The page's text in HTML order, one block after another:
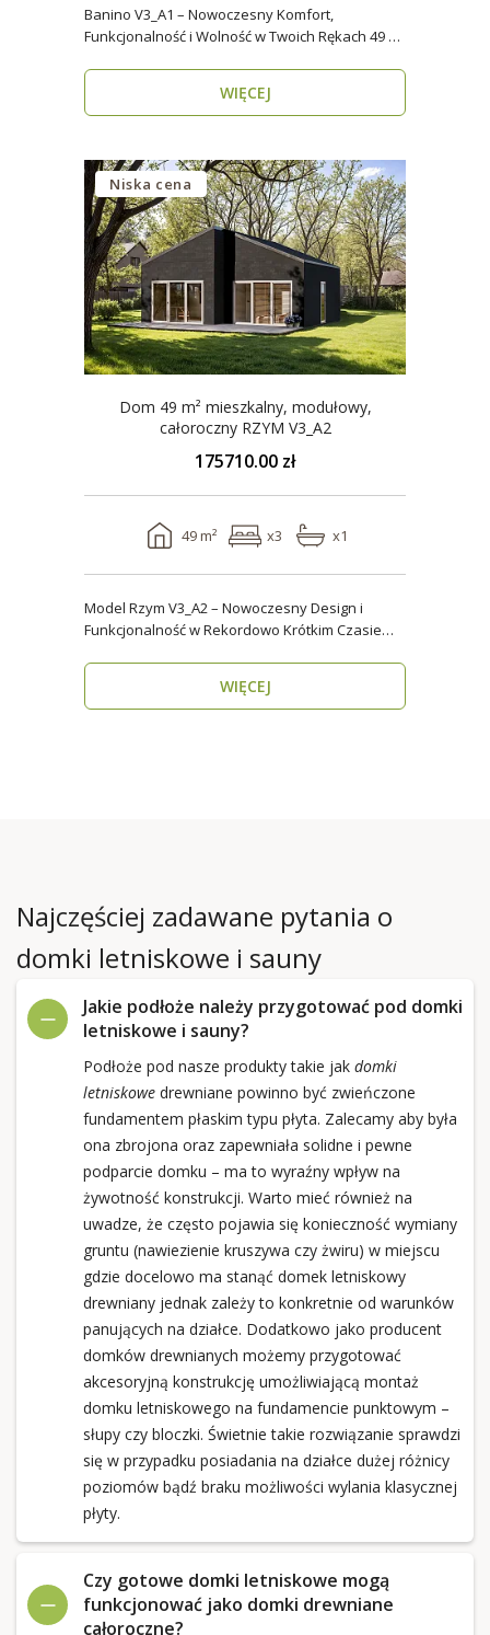
Banino V3_A1 – Nowoczesny Komfort,
Funkcjonalność i Wolność w Twoich Rękach 49 m²
WIĘCEJ
Niska cena
Dom 49 m² mieszkalny, modułowy,
całoroczny RZYM V3_A2
175710.00 zł
49 m² x3 x1
Model Rzym V3_A2 – Nowoczesny Design i
Funkcjonalność w Rekordowo Krótkim Czasie
WIĘCEJ
Najczęściej zadawane pytania o
domki letniskowe i sauny
Jakie podłoże należy przygotować pod domki
letniskowe i sauny?
Podłoże pod nasze produkty takie jak domki
letniskowedrewniane powinno być zwieńczone
fundamentem płaskim typu płyta. Zalecamy aby była
ona zbrojona oraz zapewniała solidne i pewne
podparcie domku – ma to wyraźny wpływ na
żywotność konstrukcji. Warto mieć również na
uwadze, że często pojawia się konieczność wymiany
gruntu (nawiezienie kruszywa czy żwiru) w miejscu
gdzie docelowo ma stanąć domek letniskowy
drewniany jednak zależy to konkretnie od warunków
panujących na działce. Dodatkowo jako producent
domków drewnianych możemy przygotować
akcesoryjną konstrukcję umożliwiającą montaż
domku letniskowego na fundamencie punktowym –
słupy czy bloczki. Świetnie takie rozwiązanie sprawdzi
się w przypadku posiadania na działce dużej różnicy
poziomów bądź braku możliwości wylania klasycznej
płyty.
Czy gotowe domki letniskowe mogą
funkcjonować jako domki drewniane
całoroczne?